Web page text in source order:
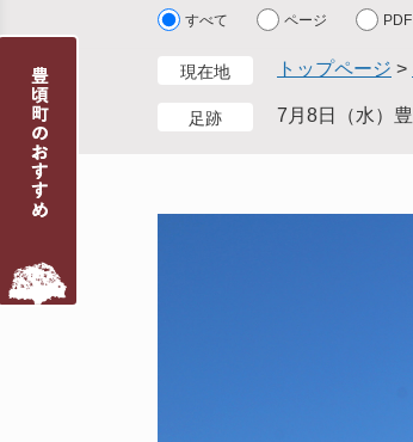
へ
ト すべて ページ PDF
現在地 トップページ >
足跡 7月8日（水）